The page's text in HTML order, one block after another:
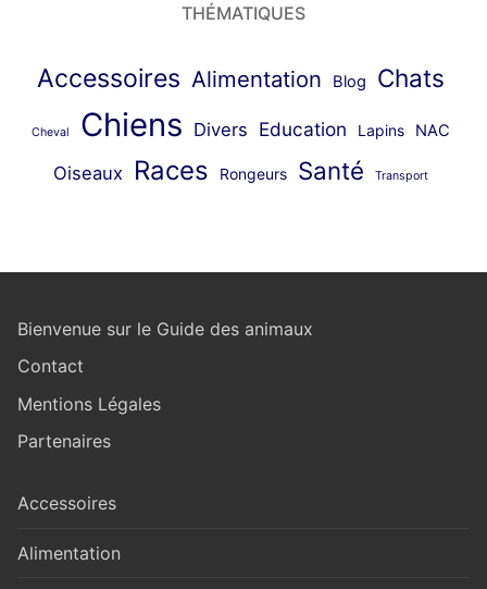
THÉMATIQUES
Accessoires Alimentation Blog Chats
Cheval Chiens Divers Education Lapins NAC
Oiseaux Races Rongeurs Santé Transport
Bienvenue sur le Guide des animaux
Contact
Mentions Légales
Partenaires
Accessoires
Alimentation